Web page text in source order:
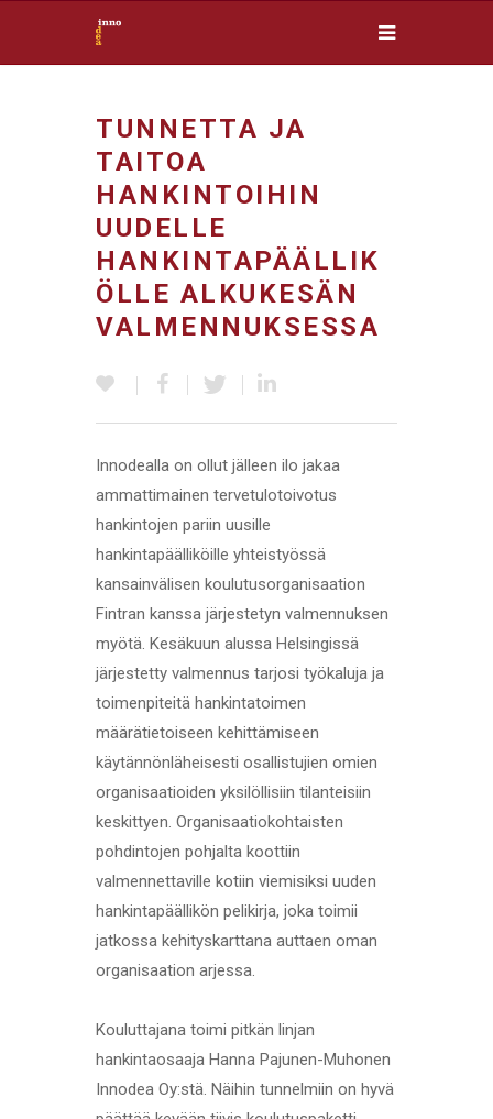
TUNNETTA JA
TAITOA
HANKINTOIHIN
UUDELLE
HANKINTAPÄÄLLIK
ÖLLE ALKUKESÄN
VALMENNUKSESSA
Innodealla on ollut jälleen ilo jakaa
ammattimainen tervetulotoivotus
hankintojen pariin uusille
hankintapäälliköille yhteistyössä
kansainvälisen koulutusorganisaation
Fintran kanssa järjestetyn valmennuksen
myötä. Kesäkuun alussa Helsingissä
järjestetty valmennus tarjosi työkaluja ja
toimenpiteitä hankintatoimen
määrätietoiseen kehittämiseen
käytännönläheisesti osallistujien omien
organisaatioiden yksilöllisiin tilanteisiin
keskittyen. Organisaatiokohtaisten
pohdintojen pohjalta koottiin
valmennettaville kotiin viemisiksi uuden
hankintapäällikön pelikirja, joka toimii
jatkossa kehityskarttana auttaen oman
organisaation arjessa.
Kouluttajana toimi pitkän linjan
hankintaosaaja Hanna Pajunen-Muhonen
Innodea Oy:stä. Näihin tunnelmiin on hyvä